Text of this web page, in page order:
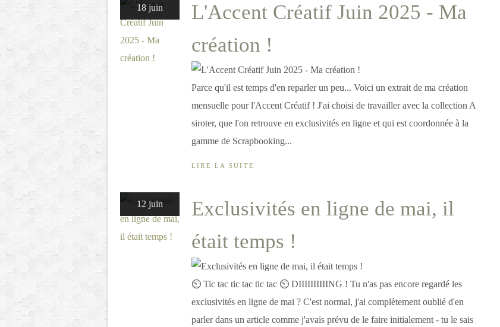
18 juin
L'Accent Créatif Juin 2025 - Ma
création !
Parce qu'il est temps d'en reparler un peu... Voici un extrait de ma création
mensuelle pour l'Accent Créatif ! J'ai choisi de travailler avec la collection A
siroter, que l'on retrouve en exclusivités en ligne et qui est coordonnée à la
gamme de Scrapbooking...
LIRE LA SUITE
12 juin
Exclusivités en ligne de mai, il
était temps !
⏲ Tic tac tic tac tic tac ⏲ DIIIIIIIIIING ! Tu n'as pas encore regardé les
exclusivités en ligne de mai ? C'est normal, j'ai complètement oublié d'en
parler dans un article comme j'avais prévu de le faire initialement - tu le sais